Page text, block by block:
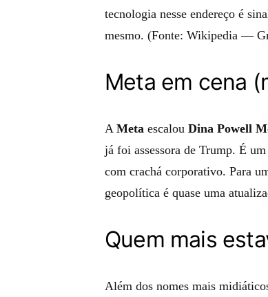
tecnologia nesse endereço é
mesmo. (Fonte: Wikipedia —
Meta em cena
A Meta escalou Dina Powell
já foi assessora de Trump. É
com crachá corporativo. Para
geopolítica é quase uma
Quem mais
Além dos nomes mais